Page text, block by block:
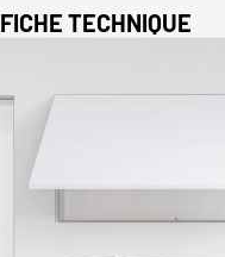
FICHE TECHNIQUE